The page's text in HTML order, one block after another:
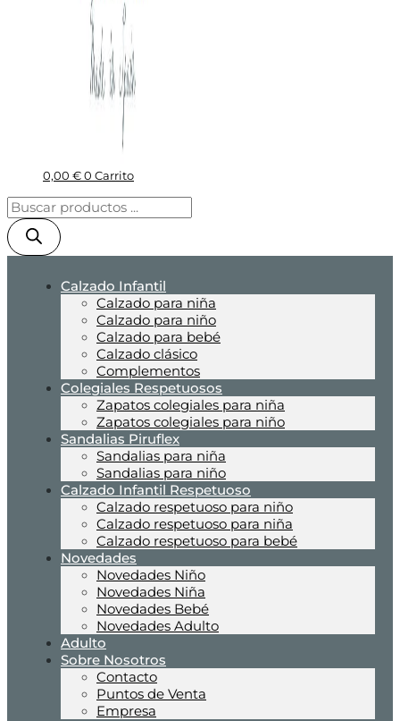
0,00 € 0 Carrito
Calzado Infantil
Calzado para niña
Calzado para niño
Calzado para bebé
Calzado clásico
Complementos
Colegiales Respetuosos
Zapatos colegiales para niña
Zapatos colegiales para niño
Sandalias Piruflex
Sandalias para niña
Sandalias para niño
Calzado Infantil Respetuoso
Calzado respetuoso para niño
Calzado respetuoso para niña
Calzado respetuoso para bebé
Novedades
Novedades Niño
Novedades Niña
Novedades Bebé
Novedades Adulto
Adulto
Sobre Nosotros
Contacto
Puntos de Venta
Empresa